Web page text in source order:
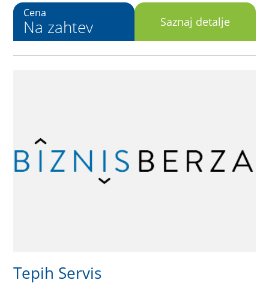
Cena
Na zahtev Saznaj detalje
Tepih Servis